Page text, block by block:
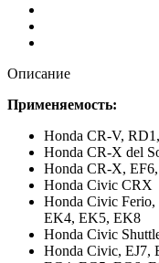
Описание
Применяемость:
Honda CR-V,
Honda CR-X del
Honda CR-X,
Honda Civic CRX
Honda Civic Ferio,
EK4, EK5, EK8
Honda Civic
Honda Civic, EJ7,